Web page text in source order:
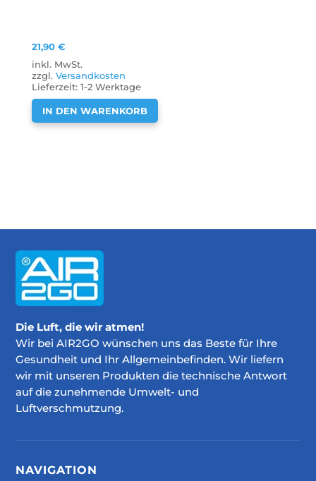
21,90€
inkl. MwSt.
zzgl.Versandkosten
Lieferzeit:1-2 Werktage
IN DEN WARENKORB
Die Luft, die wir atmen!
Wir bei AIR2GO wünschen uns das Beste für Ihre
Gesundheit und Ihr Allgemeinbefinden. Wir liefern
wir mit unseren Produkten die technische Antwort
auf die zunehmende Umwelt- und
Luftverschmutzung.
NAVIGATION